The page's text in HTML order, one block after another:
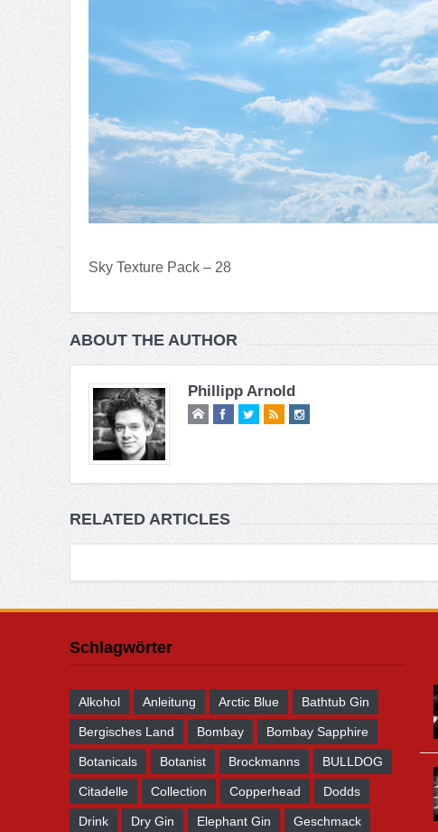
Sky Texture Pack – 28
ABOUT THE AUTHOR
Phillipp Arnold
RELATED ARTICLES
Schlagwörter
Alkohol Anleitung Arctic Blue Bathtub Gin
Bergisches Land Bombay Bombay Sapphire
Botanicals Botanist Brockmanns BULLDOG
Citadelle Collection Copperhead Dodds
Drink Dry Gin Elephant Gin Geschmack